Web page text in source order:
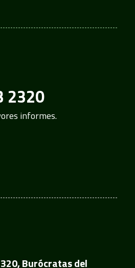
2320
informes.
Burócratas del